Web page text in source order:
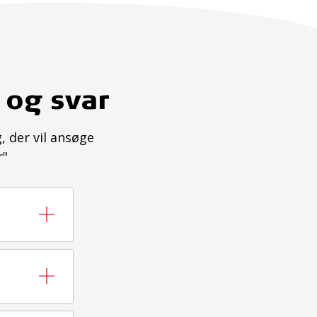
svar
der vil ansøge